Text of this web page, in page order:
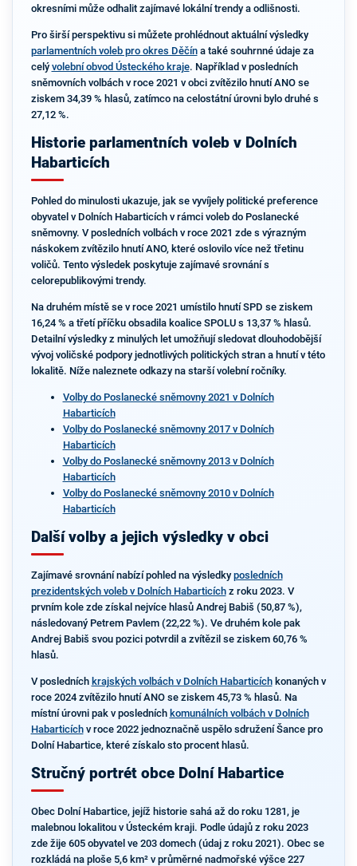
okresními může odhalit zajímavé lokální trendy a odlišnosti.
Pro širší perspektivu si můžete prohlédnout aktuální výsledky
parlamentních voleb pro okres Děčína také souhrnné údaje za
celý volební obvod Ústeckého kraje. Například v posledních
sněmovních volbách v roce 2021 v obci zvítězilo hnutí ANO se
ziskem 34,39 % hlasů, zatímco na celostátní úrovni bylo druhé s
27,12 %.
Historie parlamentních voleb v Dolních
Habarticích
Pohled do minulosti ukazuje, jak se vyvíjely politické preference
obyvatel v Dolních Habarticích v rámci voleb do Poslanecké
sněmovny. V posledních volbách v roce 2021 zde s výrazným
náskokem zvítězilo hnutí ANO, které oslovilo více než třetinu
voličů. Tento výsledek poskytuje zajímavé srovnání s
celorepublikovými trendy.
Na druhém místě se v roce 2021 umístilo hnutí SPD se ziskem
16,24 % a třetí příčku obsadila koalice SPOLU s 13,37 % hlasů.
Detailní výsledky z minulých let umožňují sledovat dlouhodobější
vývoj voličské podpory jednotlivých politických stran a hnutí v této
lokalitě. Níže naleznete odkazy na starší volební ročníky.
Volby do Poslanecké sněmovny 2021 v Dolních
Habarticích
Volby do Poslanecké sněmovny 2017 v Dolních
Habarticích
Volby do Poslanecké sněmovny 2013 v Dolních
Habarticích
Volby do Poslanecké sněmovny 2010 v Dolních
Habarticích
Další volby a jejich výsledky v obci
Zajímavé srovnání nabízí pohled na výsledky posledních
prezidentských voleb v Dolních Habarticíchz roku 2023. V
prvním kole zde získal nejvíce hlasů Andrej Babiš (50,87 %),
následovaný Petrem Pavlem (22,22 %). Ve druhém kole pak
Andrej Babiš svou pozici potvrdil a zvítězil se ziskem 60,76 %
hlasů.
V posledních krajských volbách v Dolních Habarticíchkonaných v
roce 2024 zvítězilo hnutí ANO se ziskem 45,73 % hlasů. Na
místní úrovni pak v posledních komunálních volbách v Dolních
Habarticíchv roce 2022 jednoznačně uspělo sdružení Šance pro
Dolní Habartice, které získalo sto procent hlasů.
Stručný portrét obce Dolní Habartice
Obec Dolní Habartice, jejíž historie sahá až do roku 1281, je
malebnou lokalitou v Ústeckém kraji. Podle údajů z roku 2023
zde žije 605 obyvatel ve 203 domech (údaj z roku 2021). Obec se
rozkládá na ploše 5,6 km² v průměrné nadmořské výšce 227